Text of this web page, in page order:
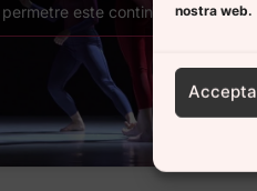
nostra web.
este contingut